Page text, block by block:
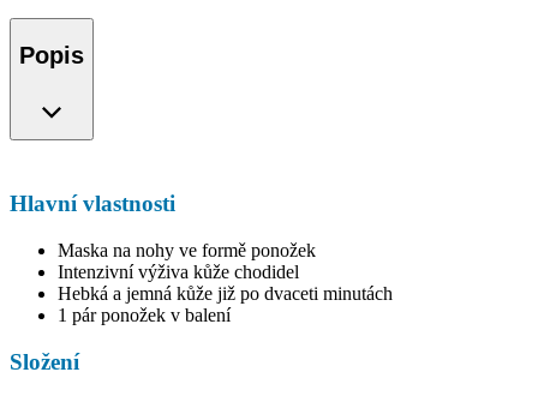
Popis
Hlavní vlastnosti
Maska na nohy ve formě ponožek
Intenzivní výživa kůže chodidel
Hebká a jemná kůže již po dvaceti minutách
1 pár ponožek v balení
Složení